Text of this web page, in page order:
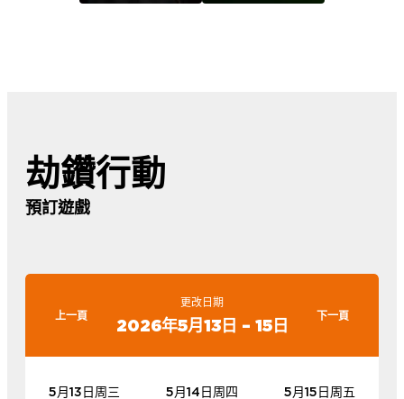
劫鑽行動
預訂遊戲
上一頁
更改日期
2026年5月13日 – 15日 下一頁
5月13日周三 5月14日周四 5月15日周五